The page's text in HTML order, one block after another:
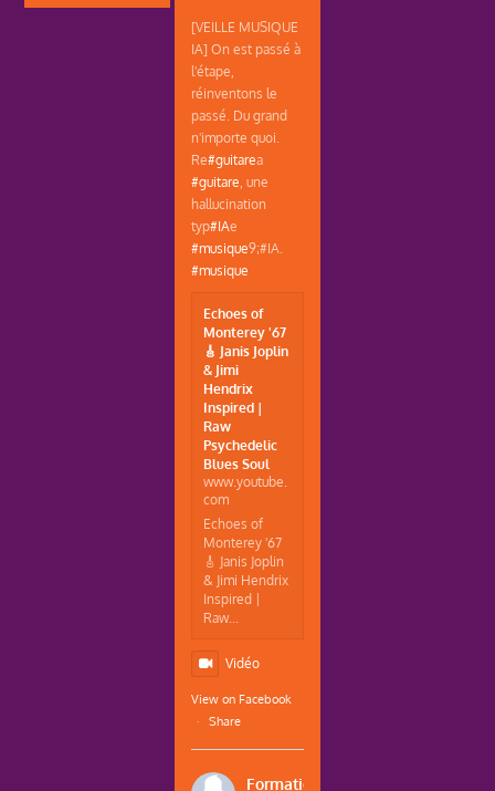
[VEILLE MUSIQUE
IA] On est passé à
l'étape,
réinventons le
passé. Du grand
n'importe quoi.
Re#guitarea
#guitare , une
hallucination
typ#IAe
#musique9;#IA.
#musique
Echoes of
Monterey '67
🎸 Janis Joplin
& Jimi
Hendrix
Inspired |
Raw
Psychedelic
Blues Soul
www.youtube.
com
Echoes of
Monterey '67
🎸 Janis Joplin
& Jimi Hendrix
Inspired |
Raw...
Vidéo
View on Facebook
·
Share
Formations